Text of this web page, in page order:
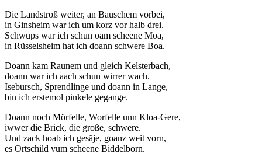
Die Landstroß weiter, an Bauschem vorbei,
in Ginsheim war ich um korz vor halb drei.
Schwups war ich schun oam scheene Moa,
in Rüsselsheim hat ich doann schwere Boa.
Doann kam Raunem und gleich Kelsterbach,
doann war ich aach schun wirrer wach.
Isebursch, Sprendlinge und doann in Lange,
bin ich erstemol pinkele gegange.
Doann noch Mörfelle, Worfelle unn Kloa-Gere,
iwwer die Brick, die große, schwere.
Und zack hoab ich gesäje, goanz weit vorn,
es Ortschild vum scheene Biddelborn.